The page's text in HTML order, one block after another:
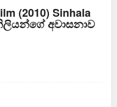
(2010) Sinhala
අවාසනාව